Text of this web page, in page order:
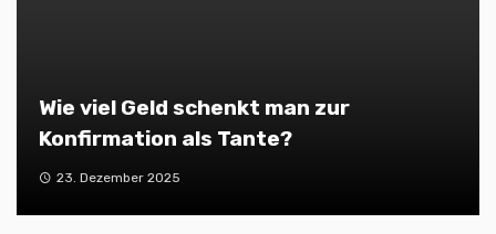
Wie viel Geld schenkt man zur
Konfirmation als Tante?
23. Dezember 2025